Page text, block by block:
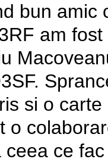
bun amic
am
si o
o
ce